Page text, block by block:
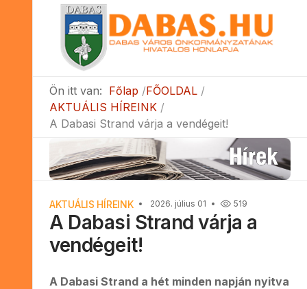
Ön itt van: Főlap
FŐOLDAL
AKTUÁLIS HÍREINK
A Dabasi Strand várja a vendégeit!
AKTUÁLIS HÍREINK 2026. július 01 519
A Dabasi Strand várja a
vendégeit!
A Dabasi Strand a hét minden napján nyitva